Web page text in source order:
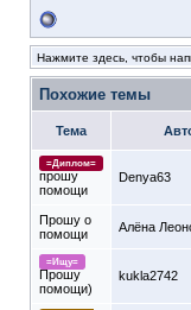
Нажмите здесь, чтобы
Похожие темы
Тема
=Диплом=
прошу
помощи
Denya63
Прошу о
помощи
Алёна
=Ищу=
Прошу
помощи)
kukla2742